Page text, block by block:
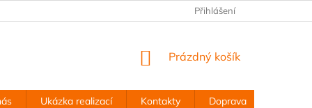
Přihlášení
NÁKUPNÍ
Prázdný košík
Ukázka realizací Kontakty Doprava